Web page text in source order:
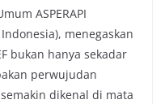
ASPERAPI
menegaskan
bukan hanya sekadar
perwujudan
dikenal di mata